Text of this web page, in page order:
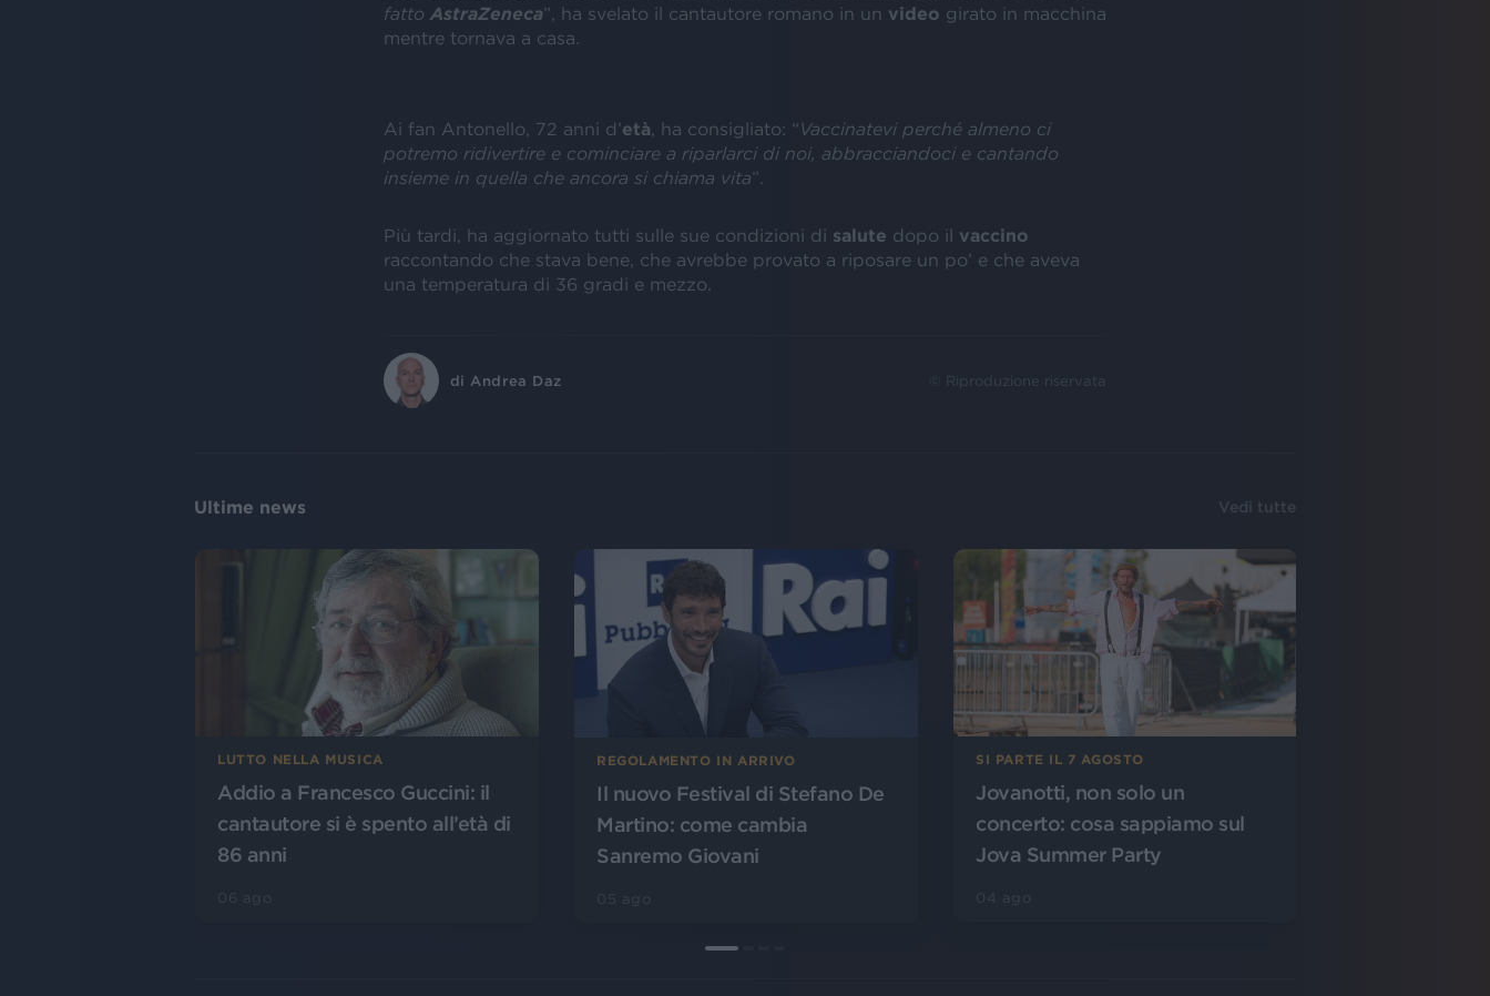
fatto AstraZeneca”, ha svelato il cantautore romano in un video girato in macchina
mentre tornava a casa.
Ai fan Antonello, 72 anni d’età , ha consigliato: “Vaccinatevi perché almeno ci
potremo ridivertire e cominciare a riparlarci di noi, abbracciandoci e cantando
insieme in quella che ancora si chiama vita”.
Più tardi, ha aggiornato tutti sulle sue condizioni di salute dopo il vaccino
raccontando che stava bene, che avrebbe provato a riposare un po’ e che aveva
una temperatura di 36 gradi e mezzo.
di Andrea Daz © Riproduzione riservata
Ultime news Vedi tutte
LUTTO NELLA MUSICA
Addio a Francesco Guccini: il
cantautore si è spento all’età di
86 anni
REGOLAMENTO IN ARRIVO
Il nuovo Festival di Stefano De
Martino: come cambia
Sanremo Giovani
SI PARTE IL 7 AGOSTO
Jovanotti, non solo un
concerto: cosa sappiamo sul
Jova Summer Party